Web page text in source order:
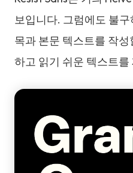
보입니다. 그럼에도 불
목과 본문 텍스트를 작
하고 읽기 쉬운 텍스트를